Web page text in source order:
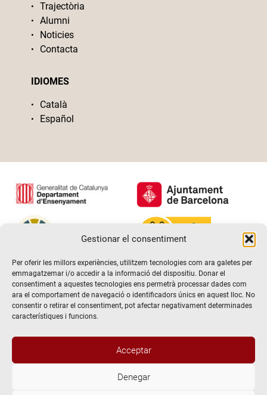
Gestionar el consentiment
Per oferir les millors experiències, utilitzem tecnologies com ara galetes per
emmagatzemar i/o accedir a la informació del dispositiu. Donar el
consentiment a aquestes tecnologies ens permetrà processar dades com
ara el comportament de navegació o identificadors únics en aquest lloc. No
consentir o retirar el consentiment, pot afectar negativament determinades
característiques i funcions.
Acceptar
Denegar
Trajectòria
Alumni
Noticies
Contacta
IDIOMES
Català
Español
@2026 Escola de teatre El Timbal. Tots els drets reservats